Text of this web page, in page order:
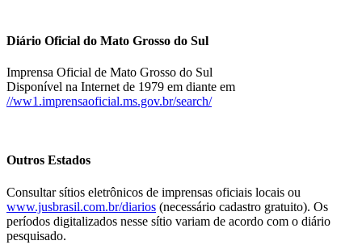
Diário Oficial do Mato Grosso do Sul
Imprensa Oficial de Mato Grosso do Sul
Disponível na Internet de 1979 em diante em
//ww1.imprensaoficial.ms.gov.br/search/
Outros Estados
Consultar sítios eletrônicos de imprensas oficiais locais ou
www.jusbrasil.com.br/diarios (necessário cadastro gratuito). Os
períodos digitalizados nesse sítio variam de acordo com o diário
pesquisado.